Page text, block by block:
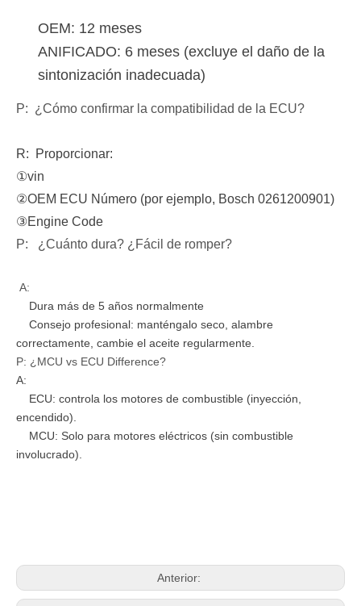
OEM: 12 meses
ANIFICADO: 6 meses (excluye el daño de la
sintonización inadecuada)
P: ¿Cómo confirmar la compatibilidad de la ECU?
R:
Proporcionar:
①vin
②OEM ECU Número (por ejemplo, Bosch 0261200901)
③Engine Code
P: ¿Cuánto dura? ¿Fácil de romper?
A:
Dura más de 5 años normalmente
Consejo profesional: manténgalo seco, alambre
correctamente, cambie el aceite regularmente.
P: ¿MCU vs ECU Difference?
A:
ECU: controla los motores de combustible (inyección,
encendido).
MCU: Solo para motores eléctricos (sin combustible
involucrado).
Anterior: